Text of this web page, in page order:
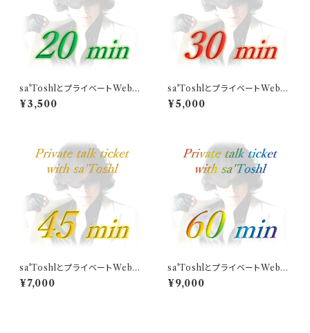
sa'ToshlとプライベートWebト
ーク（20分）
¥3,500
sa'ToshlとプライベートWebト
ーク（30分）
¥5,000
sa'ToshlとプライベートWebト
ーク（45分）
¥7,000
sa'ToshlとプライベートWebト
ーク（60分）
¥9,000